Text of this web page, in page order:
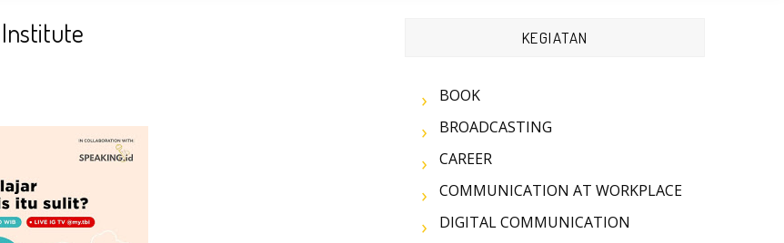
KEGIATAN
BOOK
BROADCASTING
CAREER
COMMUNICATION AT WORKPLACE
DIGITAL COMMUNICATION